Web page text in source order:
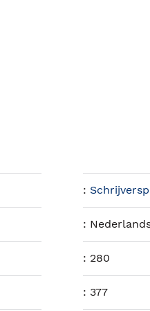
:
:
: 280
:377